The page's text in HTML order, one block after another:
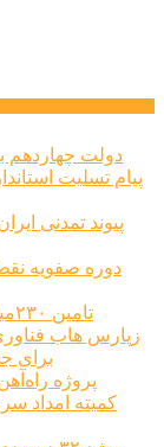
دولت چهاردهم
تامین ۲۳۰میلیارد تومان برای تکمیل تالار شهر اردبیل
برای
پروژه